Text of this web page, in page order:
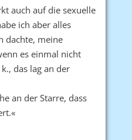
auch auf die sexuelle
ich aber alles
dachte, meine
es einmal nicht
das lag an der
an der Starre, dass